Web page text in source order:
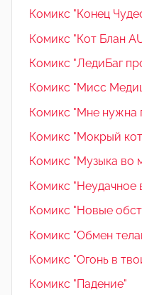
Комикс "Конец
Комикс "Кот Блан
Комикс "ЛедиБаг
Комикс "Мисс
Комикс "Мне нужна
Комикс "Мокрый
Комикс "Музыка во
Комикс "Неудачное
Комикс "Новые
Комикс "Обмен
Комикс "Огонь в
Комикс "Падение"